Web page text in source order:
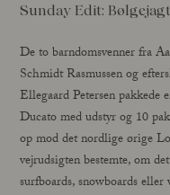
Sunday Edit:
De to barndomsvenner fra
Schmidt Rasmussen og
Ellegaard Petersen pakkede
Ducato med udstyr og 10
op mod det nordlige ørige
vejrudsigten bestemte, om
surfboards, snowboards eller